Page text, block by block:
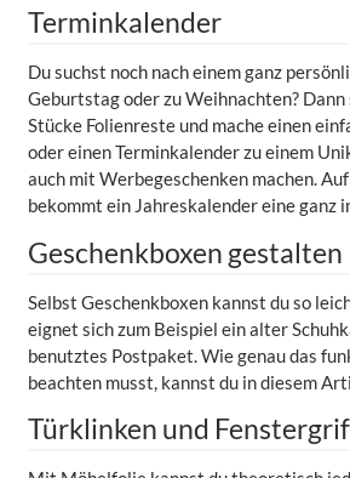
Terminkalender
Du suchst noch nach einem ganz
Geburtstag oder zu Weihnachten? Dann
Stücke Folienreste und mache einen
oder einen Terminkalender zu einem
auch mit Werbegeschenken machen.
bekommt ein Jahreskalender eine ganz
Geschenkboxen gestalten
Selbst Geschenkboxen kannst du so
eignet sich zum Beispiel ein alter
benutztes Postpaket. Wie genau das
beachten musst, kannst du in diesem
Türklinken und